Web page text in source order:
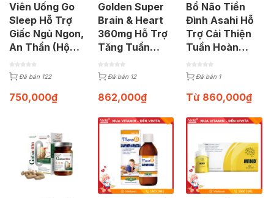
Viên Uống Go
Sleep Hỗ Trợ
Giấc Ngủ Ngon,
An Thần (Hộp
60 Viên)
Đã bán 122
750,000₫
Golden Super
Brain & Heart
360mg Hỗ Trợ
Tăng Tuần
Hoàn Máu Não
(100 viên)
Đã bán 12
862,000₫
Bổ Não Tiền
Đình Asahi Hỗ
Trợ Cải Thiện
Tuần Hoàn
Mạch Máu Não
Hộp 90 Viên
Đã bán 1
Từ 860,000₫